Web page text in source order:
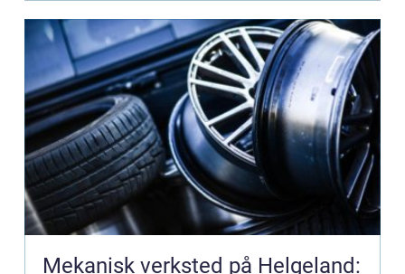
Mekanisk verksted på Helgeland: